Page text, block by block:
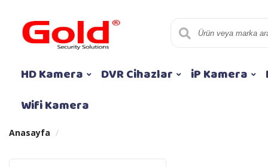
HD Kamera DVR Cihazlar iP Kamera
Wifi Kamera
Anasayfa